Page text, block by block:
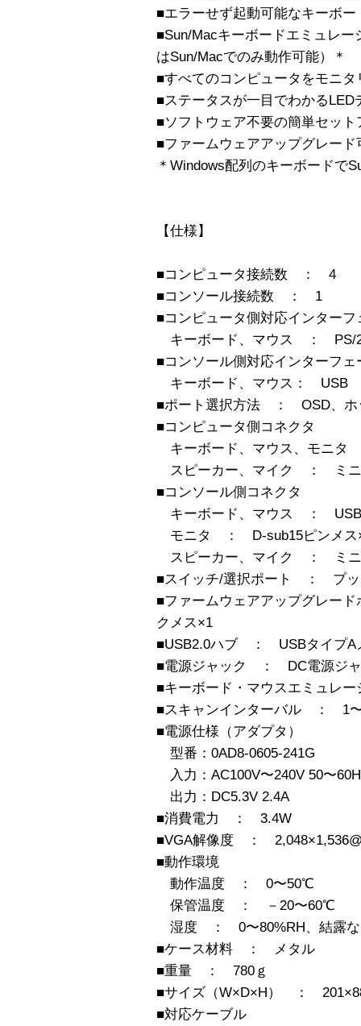
■エラーせず起動可能なキーボ
■Sun/Macキーボードエミュレ
はSun/Macでのみ動作可能）＊
■すべてのコンピュータをモニ
■ステータスが一目でわかるLED
■ソフトウェア不要の簡単セット
■ファームウェアアップグレード
＊Windows配列のキーボードで
【仕様】
■コンピュータ接続数 ： 4
■コンソール接続数 ： 1
■コンピュータ側対応インターフ
キーボード、マウス ： PS/2
■コンソール側対応インターフェ
キーボード、マウス： USB
■ポート選択方法 ： OSD、ホ
■コンピュータ側コネクタ
キーボード、マウス、モニ
スピーカー、マイク ： ミニ
■コンソール側コネクタ
キーボード、マウス ： USB
モニタ ： D-sub15ピンメス
スピーカー、マイク ： ミニ
■スイッチ/選択ポート ： プッ
■ファームウェアアップグレー
クメス×1
■USB2.0ハブ ： USBタイプA
■電源ジャック ： DC電源ジ
■キーボード・マウスエミュレ
■スキャンインターバル ： 1〜
■電源仕様（アダプタ）
型番：0AD8-0605-241G
入力：AC100V〜240V 50〜
出力：DC5.3V 2.4A
■消費電力 ： 3.4W
■VGA解像度 ：
■動作環境
動作温度 ： 0〜50℃
保管温度 ： －20〜60℃
湿度 ： 0〜80%RH、結露な
■ケース材料 ： メタル
■重量 ： 780ｇ
■サイズ（W×D×H） ：
■対応ケーブル